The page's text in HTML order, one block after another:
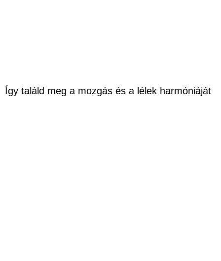
Így találd meg a mozgás és a lélek harmóniáját